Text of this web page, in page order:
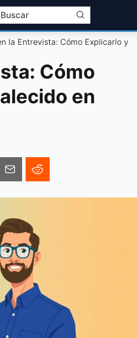
la Entrevista: Cómo Explicarlo y
Cómo
en